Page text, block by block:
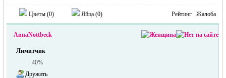
Цветы (0) Яйца (0) Рейтинг Жалоба
AnnaNottbeck
Лимитчик
40%
Дружить